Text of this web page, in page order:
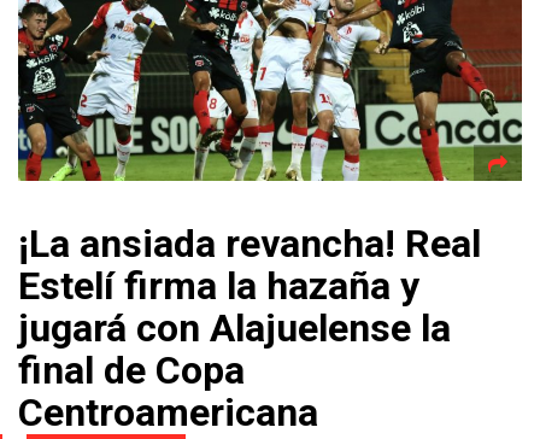
¡La ansiada revancha! Real
Estelí firma la hazaña y
jugará con Alajuelense la
final de Copa
Centroamericana